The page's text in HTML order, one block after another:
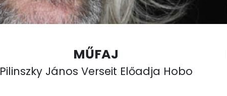
MŰFAJ
Pilinszky János Verseit Előadja Hobo